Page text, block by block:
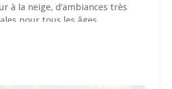
à la neige, d’ambiances très
pour tous les âges...